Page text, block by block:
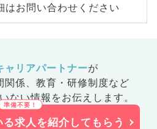
はお問い合わせください
ャリアパートナーが
係、 教育・研修制度など
ない情報をお伝えします。
求人を紹介してもらう